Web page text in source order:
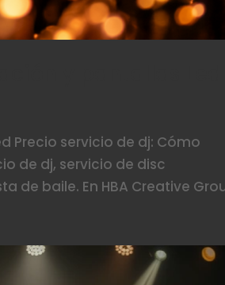
Precio servicio de dj: Cómo
de dj, servicio de disc
de baile. En HBA Creative